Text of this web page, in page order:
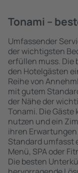
Tonami –
Umfassender
der wichtigsten
erfüllen muss. Die
den Hotelgästen
Reihe von
mit gutem
der Nähe der
Tonami. Die
nutzen und ein
ihren
Standard umfasst
Menü, SPA oder
Die besten